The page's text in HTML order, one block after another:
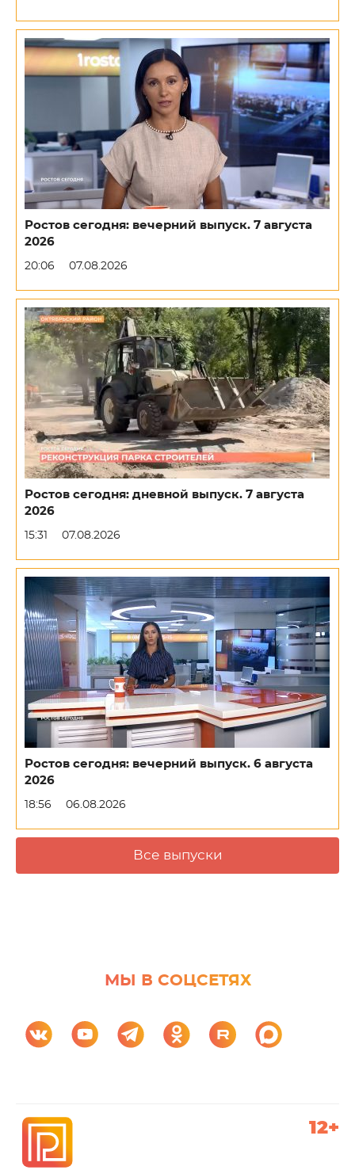
Ростов сегодня: вечерний выпуск. 7 августа
2026
20:06 07.08.2026
Ростов сегодня: дневной выпуск. 7 августа
2026
15:31 07.08.2026
Ростов сегодня: вечерний выпуск. 6 августа
2026
18:56 06.08.2026
Все выпуски
МЫ В СОЦСЕТЯХ
12+